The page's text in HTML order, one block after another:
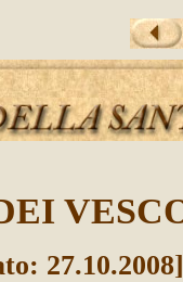
27.10.2008]